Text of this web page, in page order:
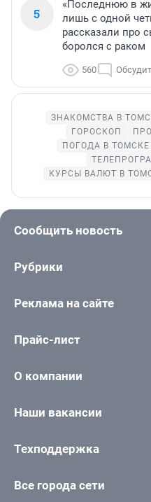
5
«Последнюю в
лишь с одной
рассказали про
боролся с раком
560
ЗНАКОМСТВА В
ГОРОСКОП
ПОГОДА В ТОМСКЕ
КУРСЫ ВАЛЮТ В
Сообщить новость
Рубрики
Реклама на сайте
Прайс-лист
О компании
Наши вакансии
Техподдержка
Все города сети